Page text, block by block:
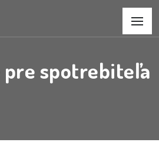
spotrebiteľa